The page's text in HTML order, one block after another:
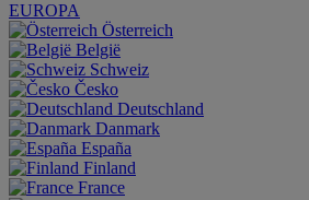
EUROPA
Österreich
België
Schweiz
Česko
Deutschland
Danmark
España
Finland
France